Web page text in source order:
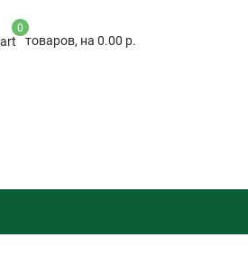
0
товаров, на 0.00 р.